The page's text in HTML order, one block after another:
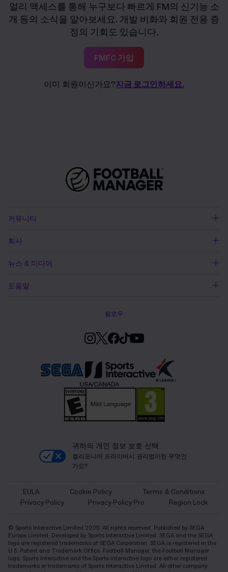
얼리 액세스를 통해 누구보다 빠르게 FM의 신기능 소
개 등의 소식을 알아보세요. 개발 비화와 회원 전용 증
정의 기회도 있습니다.
FMFC 가입
이미 회원이신가요?지금 로그인하세요.
커뮤니티
회사
뉴스 & 미디어
도움말
팔로우
귀하의 개인 정보 보호 선택
캘리포니아 프라이버시 권리법이란 무엇인
가요?
EULA Cookie Policy
Terms & Conditions
Privacy Policy
Privacy Policy Pro Region Lock
© Sports Interactive Limited 2025. All rights reserved. Published by SEGA
Europe Limited. Developed by Sports Interactive Limited. SEGA and the SEGA
logo are registered trademarks of SEGA Corporation. SEGA is registered in the
U.S. Patent and Trademark Office. Football Manager, the Football Manager
logo, Sports Interactive and the Sports Interactive logo are either registered
trademarks or trademarks of Sports Interactive Limited. All other company